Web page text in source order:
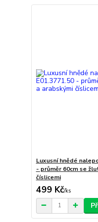
Luxusní hnědé
- průměr 60cm se
číslicemi
499 Kč/ks